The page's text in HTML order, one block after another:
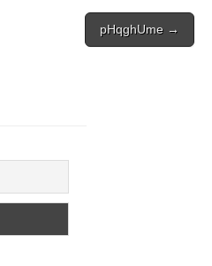
pHqghUme →